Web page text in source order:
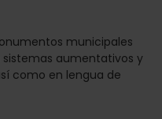
municipales
aumentativos y
como en lengua de